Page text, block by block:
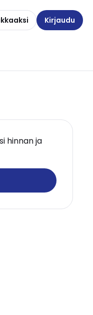
Kirjaudu
hinnan ja